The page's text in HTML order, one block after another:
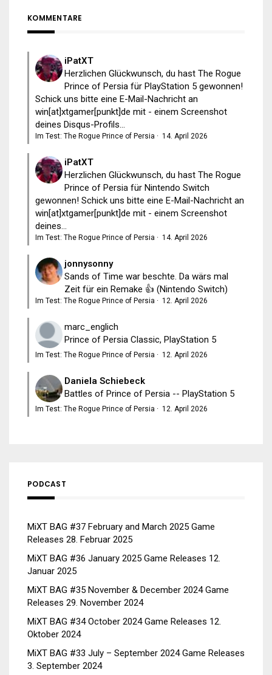
KOMMENTARE
iPatXT
Herzlichen Glückwunsch, du hast The Rogue
Prince of Persia für PlayStation 5 gewonnen!
Schick uns bitte eine E-Mail-Nachricht an
win[at]xtgamer[punkt]de mit - einem Screenshot
deines Disqus-Profils...
Im Test: The Rogue Prince of Persia · 14. April 2026
iPatXT
Herzlichen Glückwunsch, du hast The Rogue
Prince of Persia für Nintendo Switch
gewonnen! Schick uns bitte eine E-Mail-Nachricht an
win[at]xtgamer[punkt]de mit - einem Screenshot
deines...
Im Test: The Rogue Prince of Persia · 14. April 2026
jonnysonny
Sands of Time war beschte. Da wärs mal
Zeit für ein Remake 👍 (Nintendo Switch)
Im Test: The Rogue Prince of Persia · 12. April 2026
marc_englich
Prince of Persia Classic, PlayStation 5
Im Test: The Rogue Prince of Persia · 12. April 2026
Daniela Schiebeck
Battles of Prince of Persia -- PlayStation 5
Im Test: The Rogue Prince of Persia · 12. April 2026
PODCAST
MiXT BAG #37 February and March 2025 Game
Releases 28. Februar 2025
MiXT BAG #36 January 2025 Game Releases 12.
Januar 2025
MiXT BAG #35 November & December 2024 Game
Releases 29. November 2024
MiXT BAG #34 October 2024 Game Releases 12.
Oktober 2024
MiXT BAG #33 July – September 2024 Game Releases
3. September 2024